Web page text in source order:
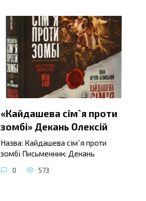
«Кайдашева сім`я проти
зомбі» Декань Олексій
Назва: Кайдашева сім`я проти
зомбі Письменник: Декань
0 573